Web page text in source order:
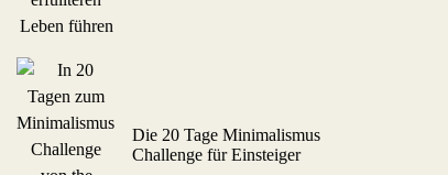
Die 20 Tage Minimalismus
Challenge für Einsteiger